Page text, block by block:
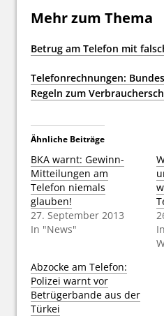
Mehr zum Thema
Betrug am Telefon mit
Telefonrechnungen:
Regeln zum
Ähnliche Beiträge
BKA warnt: Gewinn-
Mitteilungen am
Telefon niemals
glauben!
27. September 2013
In "News"
Abzocke am Telefon:
Polizei warnt vor
Betrügerbande aus der
Türkei